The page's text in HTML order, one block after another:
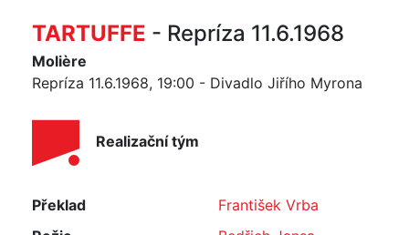
TARTUFFE - Repríza 11.6.1968
Molière
Repríza 11.6.1968, 19:00 - Divadlo Jiřího Myrona
Realizační tým
Překlad
František Vrba